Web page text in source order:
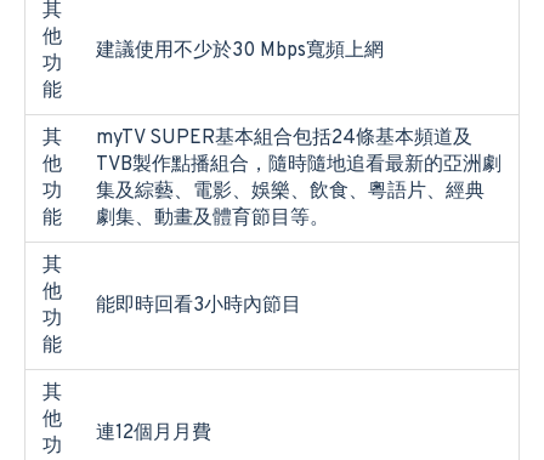
其
他
功
能
建議使用不少於30 Mbps寬頻上網
其
他
功
能
myTV SUPER基本組合包括24條基本頻道及
TVB製作點播組合，隨時隨地追看最新的亞洲劇
集及綜藝、電影、娛樂、飲食、粵語片、經典
劇集、動畫及體育節目等。
其
他
功
能
能即時回看3小時內節目
其
他
功
連12個月月費